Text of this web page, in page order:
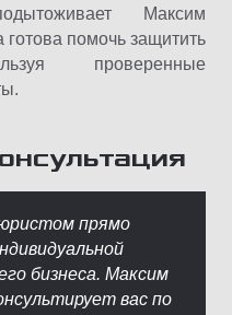
Максим
помочь защитить
проверенные
прямо
бизнеса. Максим
вас по